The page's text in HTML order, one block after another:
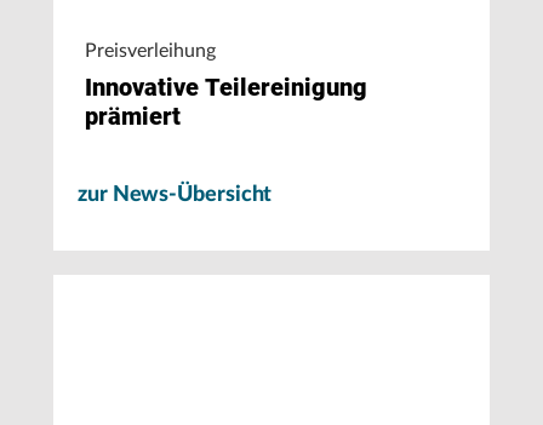
Preisverleihung
Innovative Teilereinigung
prämiert
zur News-Übersicht